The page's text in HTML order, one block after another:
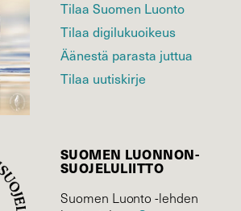
Tilaa Suomen Luonto
Tilaa digilukuoikeus
Äänestä parasta juttua
Tilaa uutiskirje
SUOMEN LUONNON­
SUOJELU­LIITTO
Suomen Luonto -lehden